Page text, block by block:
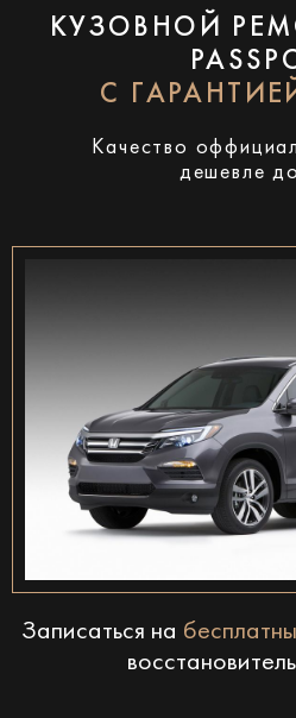
КУЗОВНОЙ
С
Качество
дешевле
Записаться на